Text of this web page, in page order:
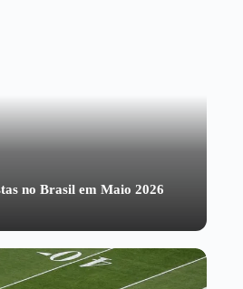
no Brasil em Maio 2026